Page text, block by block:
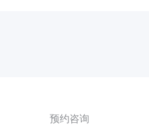
预约咨询